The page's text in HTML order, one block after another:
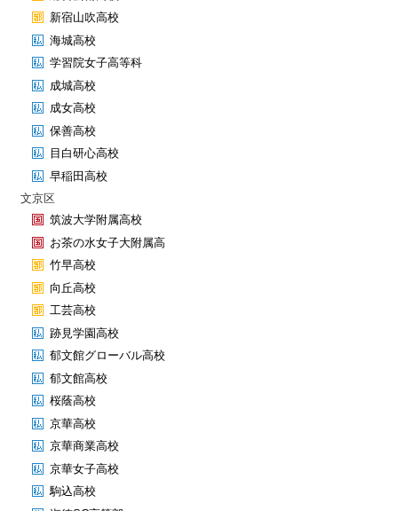
新宿山吹高校
海城高校
学習院女子高等科
成城高校
成女高校
保善高校
目白研心高校
早稲田高校
文京区
筑波大学附属高校
お茶の水女子大附属高
竹早高校
向丘高校
工芸高校
跡見学園高校
郁文館グローバル高校
郁文館高校
桜蔭高校
京華高校
京華商業高校
京華女子高校
駒込高校